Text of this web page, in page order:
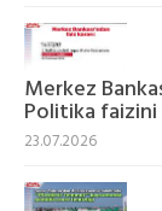
Merkez
Politika
23.07.2026